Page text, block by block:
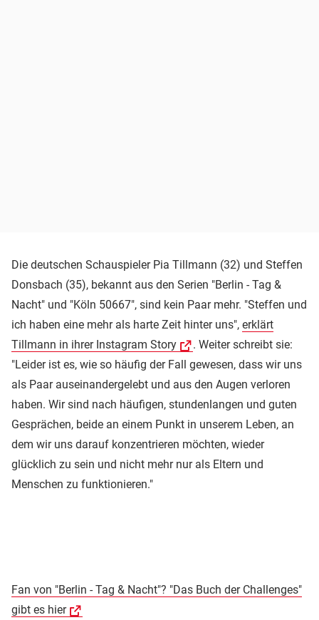
Die deutschen Schauspieler Pia Tillmann (32) und Steffen
Donsbach (35), bekannt aus den Serien "Berlin - Tag &
Nacht" und "Köln 50667", sind kein Paar mehr. "Steffen und
ich haben eine mehr als harte Zeit hinter uns", erklärt
Tillmann in ihrer Instagram Story
. Weiter schreibt sie:
"Leider ist es, wie so häufig der Fall gewesen, dass wir uns
als Paar auseinandergelebt und aus den Augen verloren
haben. Wir sind nach häufigen, stundenlangen und guten
Gesprächen, beide an einem Punkt in unserem Leben, an
dem wir uns darauf konzentrieren möchten, wieder
glücklich zu sein und nicht mehr nur als Eltern und
Menschen zu funktionieren."
Fan von "Berlin - Tag & Nacht"? "Das Buch der Challenges"
gibt es hier